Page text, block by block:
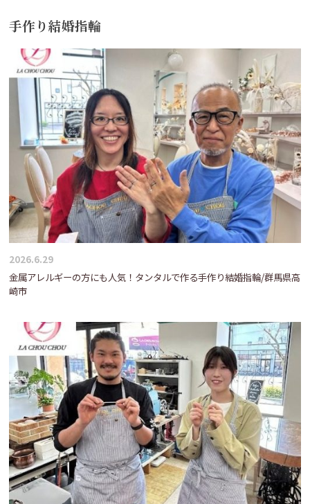
手作り結婚指輪
2026.6.29
金属アレルギーの方にも人気！タンタルで作る手作り結婚指輪/群馬県高
崎市